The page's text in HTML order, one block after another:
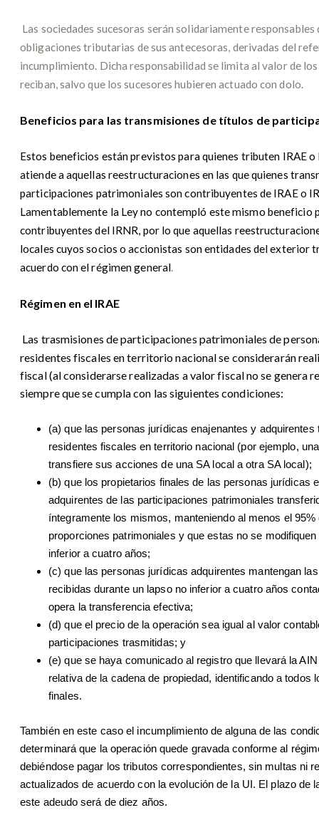
Las sociedades sucesoras serán solidariamente responsables
obligaciones tributarias de sus antecesoras, derivadas del
incumplimiento. Dicha responsabilidad se limita al valor de los
reciban, salvo que los sucesores hubieren actuado con dolo.
Beneficios para las transmisiones de títulos de
Estos beneficios están previstos para quienes tributen IRAE o
atiende a aquellas reestructuraciones en las que quienes
participaciones patrimoniales son contribuyentes de IRAE o
Lamentablemente la Ley no contempló este mismo beneficio
contribuyentes del IRNR, por lo que aquellas
locales cuyos socios o accionistas son entidades del exterior
acuerdo con el régimen general.
Régimen en el IRAE
Las trasmisiones de participaciones patrimoniales de
residentes fiscales en territorio nacional se considerarán
fiscal (al considerarse realizadas a valor fiscal no se genera
siempre que se cumpla con las siguientes condiciones:
(a) que las personas jurídicas enajenantes y adquirentes
residentes fiscales en territorio nacional (por ejemplo,
transfiere sus acciones de una SA local a otra SA local);
(b) que los propietarios finales de las personas jurídicas
adquirentes de las participaciones patrimoniales
íntegramente los mismos, manteniendo al menos el 95%
proporciones patrimoniales y que estas no se
inferior a cuatro años;
(c) que las personas jurídicas adquirentes mantengan
recibidas durante un lapso no inferior a cuatro años
opera la transferencia efectiva;
(d) que el precio de la operación sea igual al valor
participaciones trasmitidas; y
(e) que se haya comunicado al registro que llevará la
relativa de la cadena de propiedad, identificando a todos
finales.
También en este caso el incumplimiento de alguna de las
determinará que la operación quede gravada conforme al
debiéndose pagar los tributos correspondientes, sin multas ni
actualizados de acuerdo con la evolución de la UI. El plazo de
este adeudo será de diez años.